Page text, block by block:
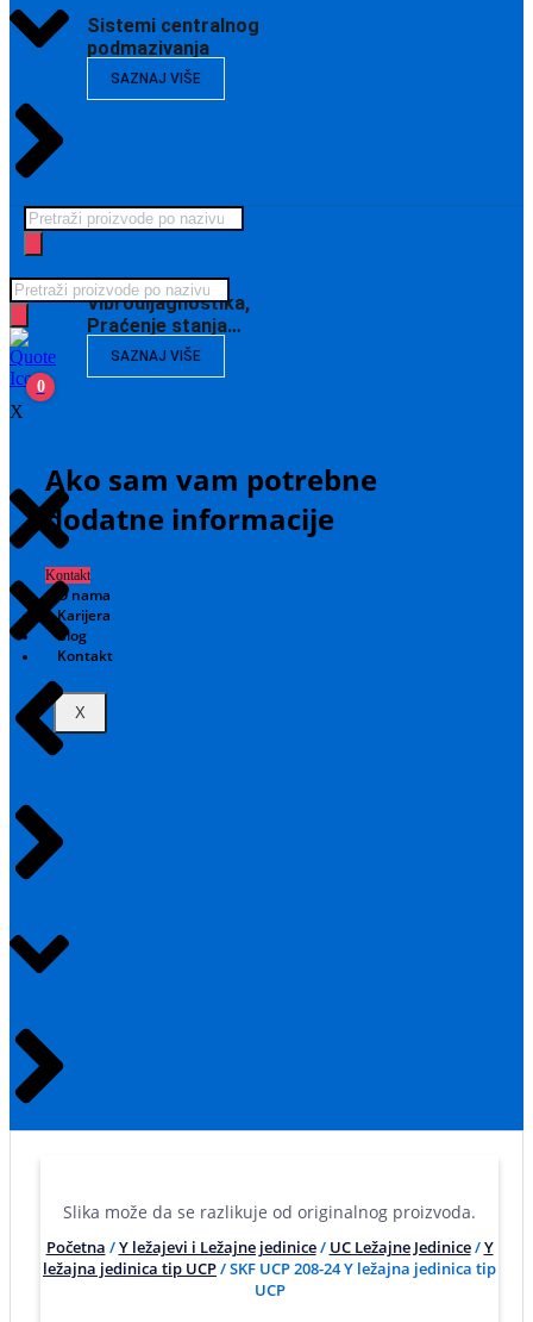
Sistemi centralnog
podmazivanja
SAZNAJ VIŠE
Vibrodijagnostika,
Praćenje stanja…
SAZNAJ VIŠE
Ako sam vam potrebne
dodatne informacije
Kontakt
O nama
Karijera
Blog
Kontakt
X
Products
search
Products
search
0
X
Slika može da se razlikuje od originalnog proizvoda.
Početna /Y ležajevi i Ležajne jedinice/ UC Ležajne Jedinice/Y
ležajna jedinica tip UCP/ SKF UCP 208-24 Y ležajna jedinica tip
UCP